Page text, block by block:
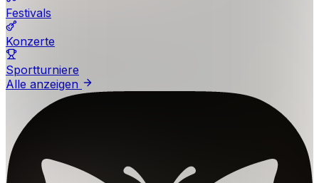
Festivals
Konzerte
Sportturniere
Alle anzeigen